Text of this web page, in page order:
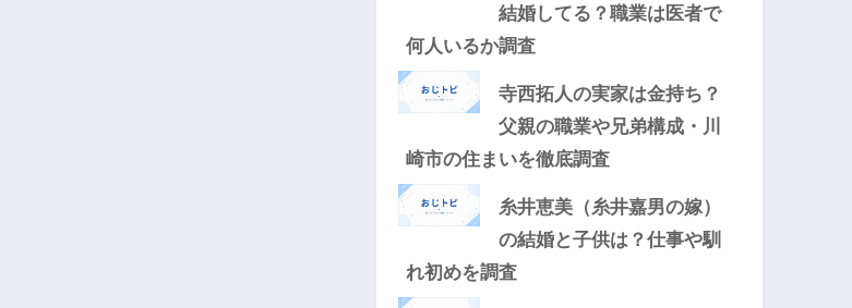
結婚してる？職業は医者で
何人いるか調査
寺西拓人の実家は金持ち？
父親の職業や兄弟構成・川
崎市の住まいを徹底調査
糸井恵美（糸井嘉男の嫁）
の結婚と子供は？仕事や馴
れ初めを調査